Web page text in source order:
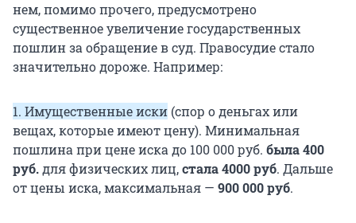
нем, помимо прочего, предусмотрено
существенное увеличение государственных
пошлин за обращение в суд. Правосудие стало
значительно дороже. Например:
1. Имущественные иски (спор о деньгах или
вещах, которые имеют цену). Минимальная
пошлина при цене иска до 100 000 руб. была 400
руб.для физических лиц,стала 4000 руб. Дальше
от цены иска, максимальная — 900 000 руб.